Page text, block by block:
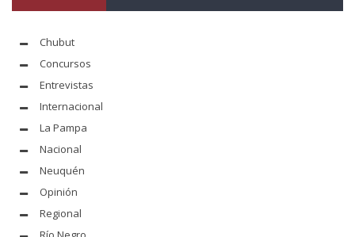
Chubut
Concursos
Entrevistas
Internacional
La Pampa
Nacional
Neuquén
Opinión
Regional